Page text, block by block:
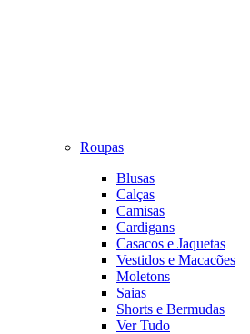
Roupas
Blusas
Calças
Camisas
Cardigans
Casacos e Jaquetas
Vestidos e Macacões
Moletons
Saias
Shorts e Bermudas
Ver Tudo